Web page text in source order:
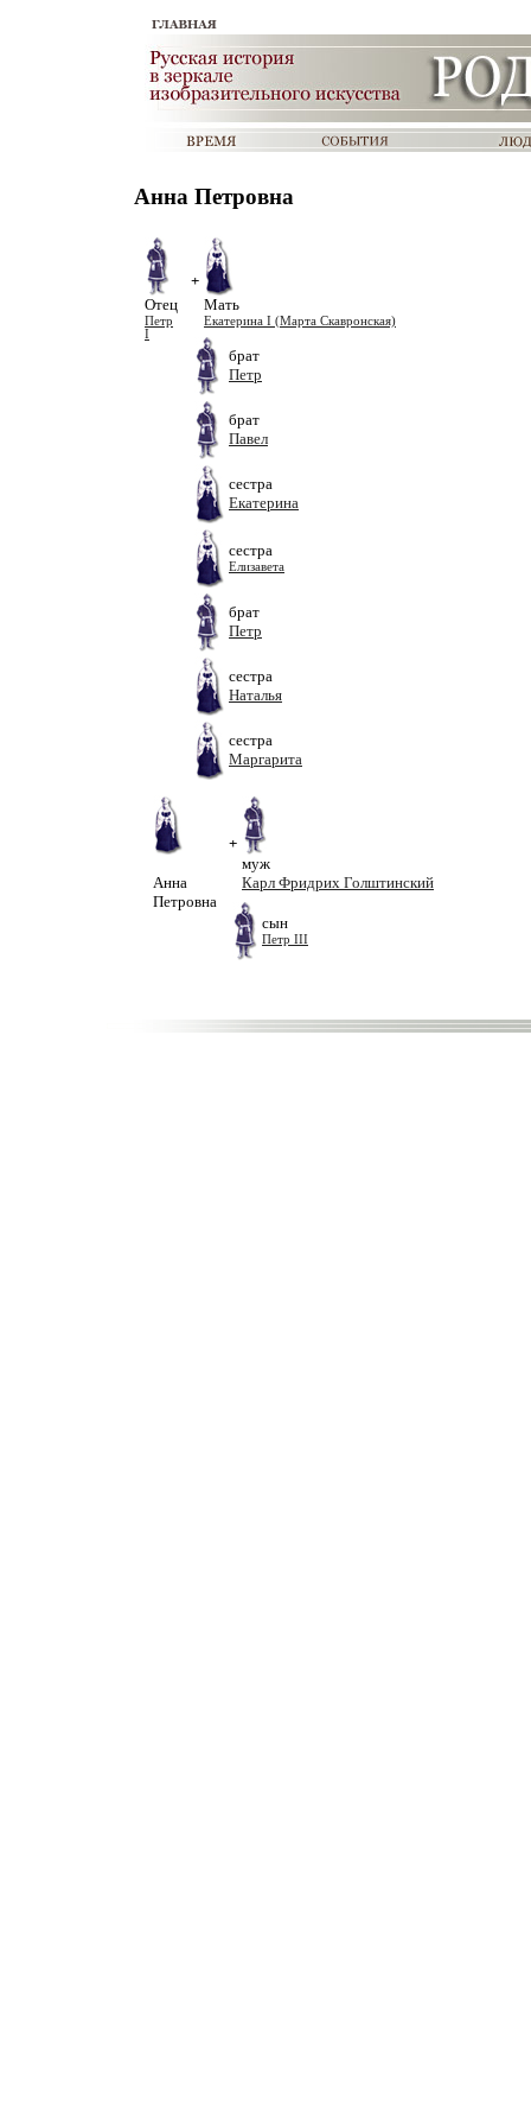
Анна Петровна
Отец
Петр
I
+
Мать
Екатерина I (Марта Скавронская)
брат
Петр
брат
Павел
сестра
Екатерина
сестра
Елизавета
брат
Петр
сестра
Наталья
сестра
Маргарита
Анна
Петровна
+
муж
Карл Фридрих Голштинский
сын
Петр III